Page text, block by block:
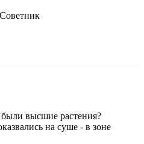
высшие растения?
на суше - в зоне